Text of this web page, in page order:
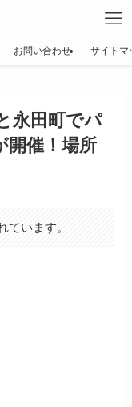
お問い合わせ サイトマ
永田町でパ
開催！場所
ています。